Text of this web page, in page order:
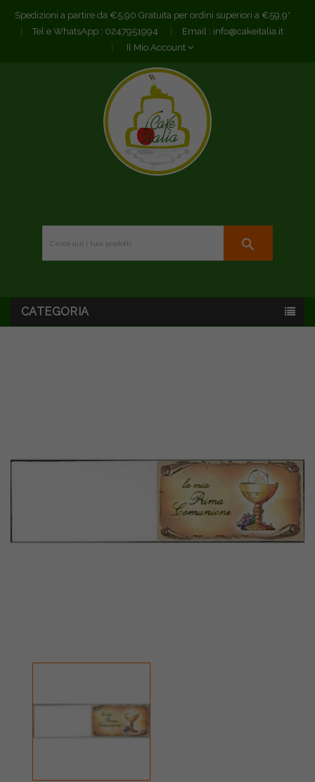
Spedizioni a partire da €5,90 Gratuita per ordini superiori a €59,9*
Tel e WhatsApp : 0247951994 Email : info@cakeitalia.it
Il Mio Account
search
CATEGORIA